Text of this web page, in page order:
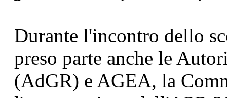
Durante l'incontro dello
preso parte anche le
(AdGR) e AGEA, la